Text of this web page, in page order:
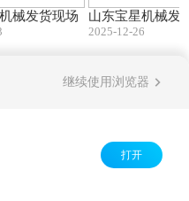
械发货现场 山东宝星机械发
2025-12-26
继续使用浏览器
打开